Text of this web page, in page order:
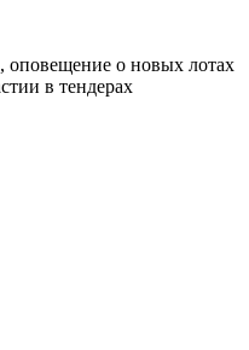
оповещение о новых лотах
в тендерах